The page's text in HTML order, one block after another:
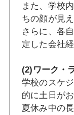
また、学校
ちの顔が見
さらに、各
定した会社
(2)ワーク・
学校のスケ
的に土日が
夏休み中の